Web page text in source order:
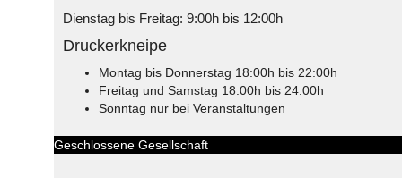
Dienstag bis Freitag: 9:00h bis 12:00h
Druckerkneipe
Montag bis Donnerstag 18:00h bis 22:00h
Freitag und Samstag 18:00h bis 24:00h
Sonntag nur bei Veranstaltungen
Geschlossene Gesellschaft